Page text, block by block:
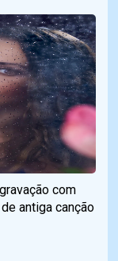
com
antiga canção